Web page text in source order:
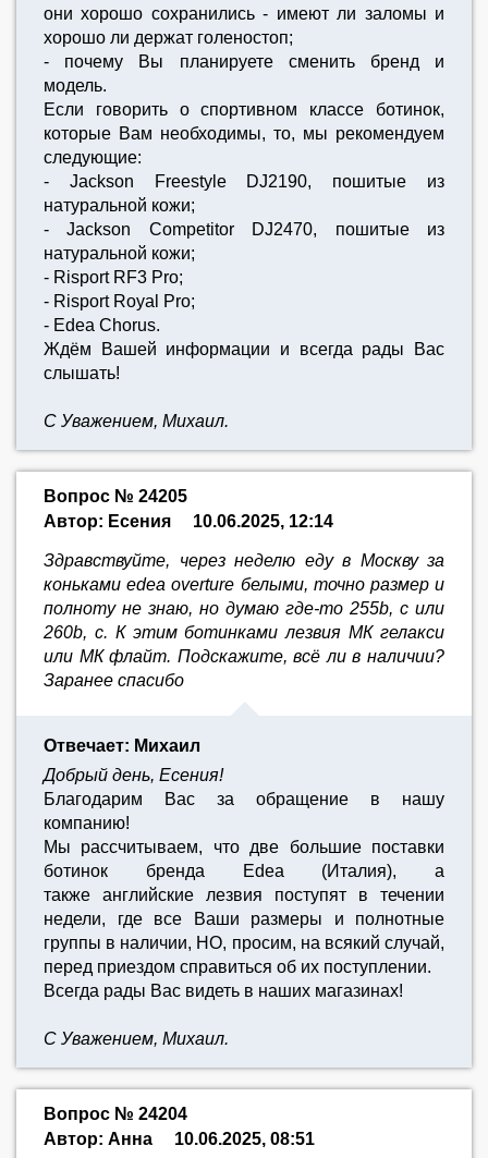
они хорошо сохранились - имеют ли заломы и
хорошо ли держат голеностоп;
- почему Вы планируете сменить бренд и
модель.
Если говорить о спортивном классе ботинок,
которые Вам необходимы, то, мы рекомендуем
следующие:
- Jackson Freestyle DJ2190, пошитые из
натуральной кожи;
- Jackson Competitor DJ2470, пошитые из
натуральной кожи;
- Risport RF3 Pro;
- Risport Royal Pro;
- Edea Chorus.
Ждём Вашей информации и всегда рады Вас
слышать!
С Уважением, Михаил.
Вопрос № 24205
Автор: Есения
10.06.2025, 12:14
Здравствуйте, через неделю еду в Москву за
коньками edea overture белыми, точно размер и
полноту не знаю, но думаю где-то 255b, c или
260b, c. К этим ботинками лезвия МК гелакси
или МК флайт. Подскажите, всё ли в наличии?
Заранее спасибо
Отвечает: Михаил
Добрый день, Есения!
Благодарим Вас за обращение в нашу
компанию!
Мы рассчитываем, что две большие поставки
ботинок бренда Edea (Италия), а
также английские лезвия поступят в течении
недели, где все Ваши размеры и полнотные
группы в наличии, НО, просим, на всякий случай,
перед приездом справиться об их поступлении.
Всегда рады Вас видеть в наших магазинах!
С Уважением, Михаил.
Вопрос № 24204
Автор: Анна
10.06.2025, 08:51